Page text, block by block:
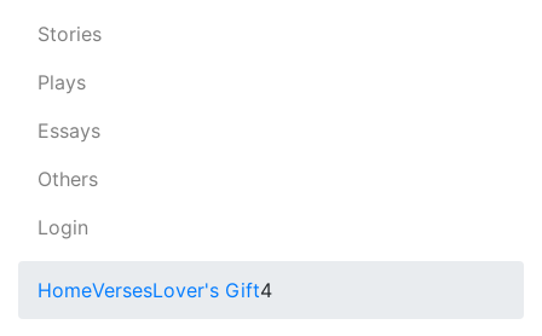
Stories
Plays
Essays
Others
Login
HomeVersesLover's Gift4